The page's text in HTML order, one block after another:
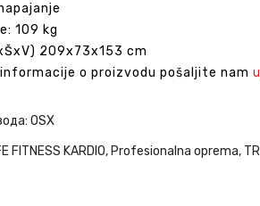
109 kg
209x73x153 cm
o proizvodu pošaljite nam
OSX
FITNESS KARDIO, Profesionalna oprema,